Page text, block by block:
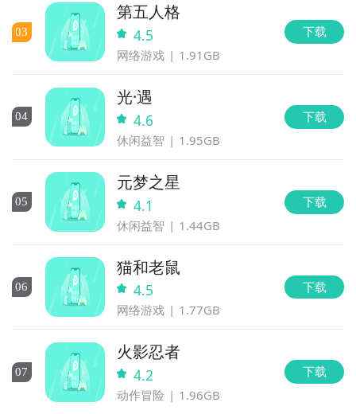
03
第五人格
4.5
网络游戏 1.91GB
下载
04
光·遇
4.6
休闲益智 1.95GB
下载
05
元梦之星
4.1
休闲益智 1.44GB
下载
06
猫和老鼠
4.5
网络游戏 1.77GB
下载
07
火影忍者
4.2
动作冒险 1.96GB
下载